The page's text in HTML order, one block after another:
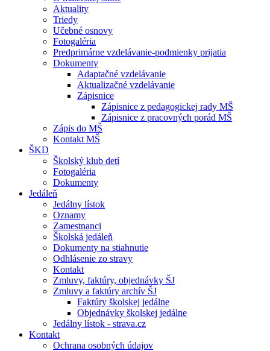
Aktuality
Triedy
Učebné osnovy
Fotogaléria
Predprimárne vzdelávanie-podmienky prijatia
Dokumenty
Adaptačné vzdelávanie
Aktualizačné vzdelávanie
Zápisnice
Zápisnice z pedagogickej rady MŠ
Zápisnice z pracovných porád MŠ
Zápis do MŠ
Kontakt MŠ
ŠKD
Školský klub detí
Fotogaléria
Dokumenty
Jedáleň
Jedálny lístok
Oznamy
Zamestnanci
Školská jedáleň
Dokumenty na stiahnutie
Odhlásenie zo stravy
Kontakt
Zmluvy, faktúry, objednávky ŠJ
Zmluvy a faktúry archív ŠJ
Faktúry školskej jedálne
Objednávky školskej jedálne
Jedálny lístok - strava.cz
Kontakt
Ochrana osobných údajov